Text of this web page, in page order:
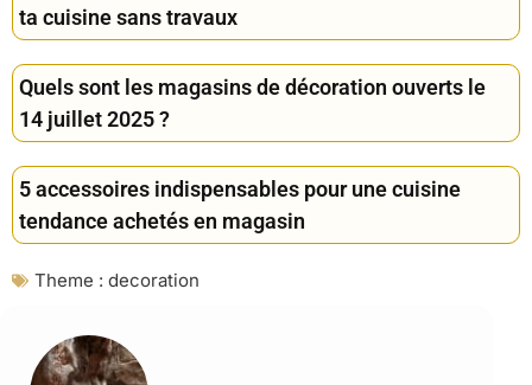
ta cuisine sans travaux
Quels sont les magasins de décoration ouverts le
14 juillet 2025 ?
5 accessoires indispensables pour une cuisine
tendance achetés en magasin
Theme : decoration